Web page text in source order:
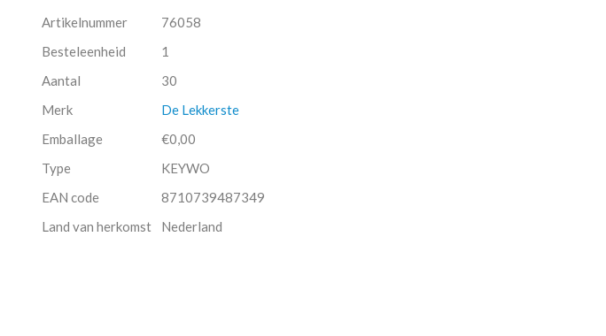
Artikelnummer
76058
Besteleenheid
1
Aantal
30
Merk
De Lekkerste
Emballage
€0,00
Type
KEYWO
EAN code
8710739487349
Land van herkomst
Nederland